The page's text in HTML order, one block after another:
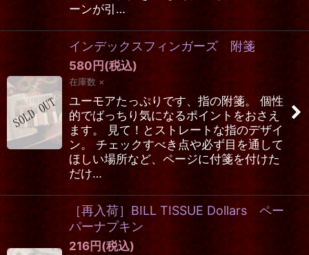
ーンが引…
インデックスフィンガーズ 附箋
580円(税込)
在庫数 ×
ユーモアたっぷりです、指の附箋。 個性
的でばっちり気になるポイントをおさえ
ます。 見て！とストレートな指のデザイ
ン。 チェックすべき点や必ず目を通して
ほしい場所など、ページに付箋を付けた
だけ…
［再入荷］BILL TISSUE Dollars ペー
パーナプキン
216円(税込)